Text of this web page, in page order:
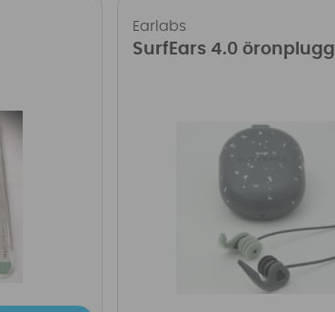
Earlabs
SurfEars 4.0 öronplugg